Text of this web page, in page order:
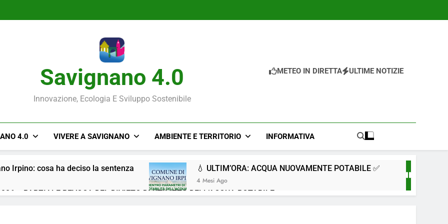
Savignano 4.0
Innovazione, Ecologia E Sviluppo Sostenibile
METEO IN DIRETTA ULTIME NOTIZIE
4.0 VIVERE A SAVIGNANO AMBIENTE E TERRITORIO INFORMATIVA
Irpino: cosa ha deciso la sentenza 💧 ULTIM’ORA: ACQUA NUOVAMENTE POTABILE ✅
4 Mesi Ago
– PARZIALE REVOCA DEL DIVIETO DI UTILIZZO DELL’ACQUA POTABILE